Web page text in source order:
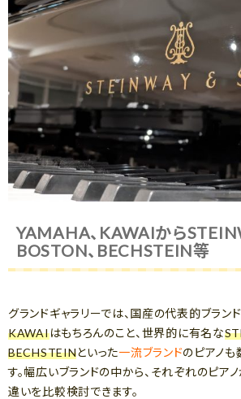
YAMAHA、KAWAIから
BOSTON、BECHSTEIN等
グランドギャラリーでは、国産の代表的ブラン
KAWAIはもちろんのこと、世界的に有名な
BECHSTEINといった一流ブランドのピアノも
す。幅広いブランドの中から、それぞれのピア
違いを比較検討できます。